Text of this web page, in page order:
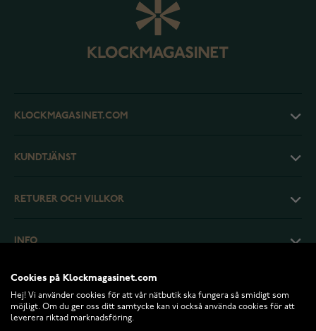
KLOCKMAGASINET.COM
KUNDTJÄNST
RETURER OCH VILLKOR
INFO
Cookies på Klockmagasinet.com
Hej! Vi använder cookies för att vår nätbutik ska fungera så smidigt som
möjligt. Om du ger oss ditt samtycke kan vi också använda cookies för att
leverera riktad marknadsföring.